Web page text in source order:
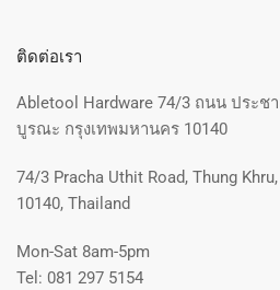
ติดต่อเรา
Abletool Hardware 74/3 ถนน ประช
บูรณะ กรุงเทพมหานคร 10140
74/3 Pracha Uthit Road, Thung
10140, Thailand
Mon-Sat 8am-5pm
Tel: 081 297 5154